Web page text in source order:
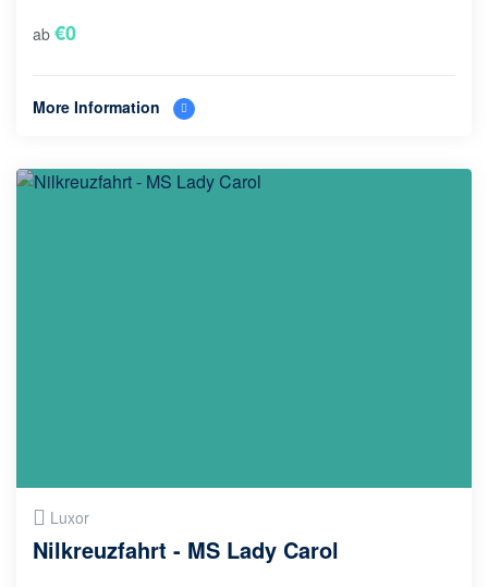
ab €0
More Information
Luxor
Nilkreuzfahrt - MS Lady Carol